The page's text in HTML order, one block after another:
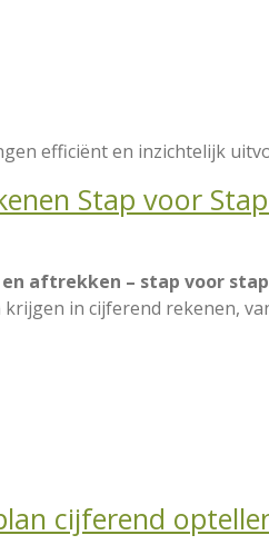
efficiënt en inzichtelijk
Stap voor
aftrekken – stap voor
in cijferend rekenen,
cijferend